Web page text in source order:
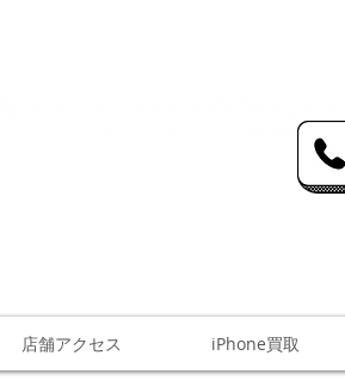
店舗アクセス iPhone買取